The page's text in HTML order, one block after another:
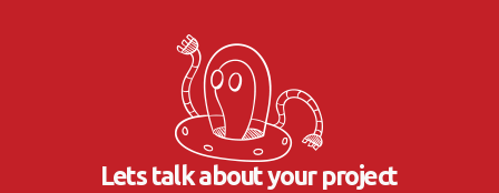
Lets talk about your project